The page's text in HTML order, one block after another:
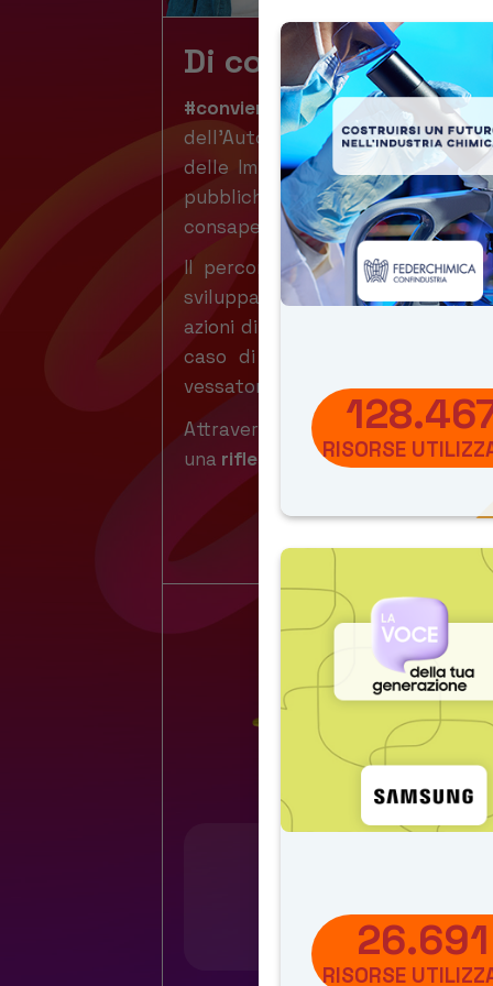
RISORSE
26.691
RISORSE
Di cosa si tratta?
#convieneSaperlo (anche a
dell’Autorità Garante della
delle Imprese e del Made in
pubbliche o equiparate di I e
consapevoli dei propri diritti.
Il percorso approfondisce i
sviluppare unacultura e una
azioni di acquisto più sicure e
caso di pratiche commerciali
vessatorie.
Attraverso gli strumenti
una riflessione attiva,
per gli studenti
Vai alle risorse